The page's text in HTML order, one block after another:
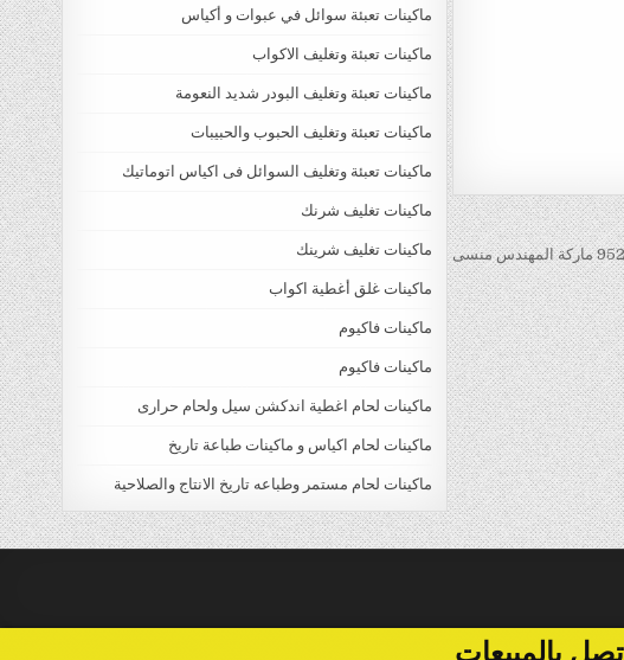
ماكينات تعبئة سوائل في عبوات و أكياس
ماكينات تعبئة وتغليف الاكواب
ماكينات تعبئة وتغليف البودر شديد النعومة
ماكينات تعبئة وتغليف الحبوب والحبيبات
ماكينات تعبئة وتغليف السوائل فى اكياس اتوماتيك
ماكينات تغليف شرنك
ماكينات تغليف شرينك
ماكينات غلق أغطية اكواب
ماكينات فاكيوم
ماكينات فاكيوم
ماكينات لحام اغطية اندكشن سيل ولحام حرارى
ماكينات لحام اكياس و ماكينات طباعة تاريخ
ماكينات لحام مستمر وطباعه تاريخ الانتاج والصلاحية